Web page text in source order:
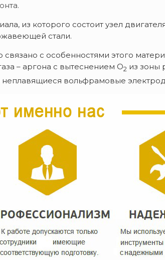
из которого состоит узел
стали.
с особенностями этого
– аргона с вытеснением O2 из зоны
вольфрамовые